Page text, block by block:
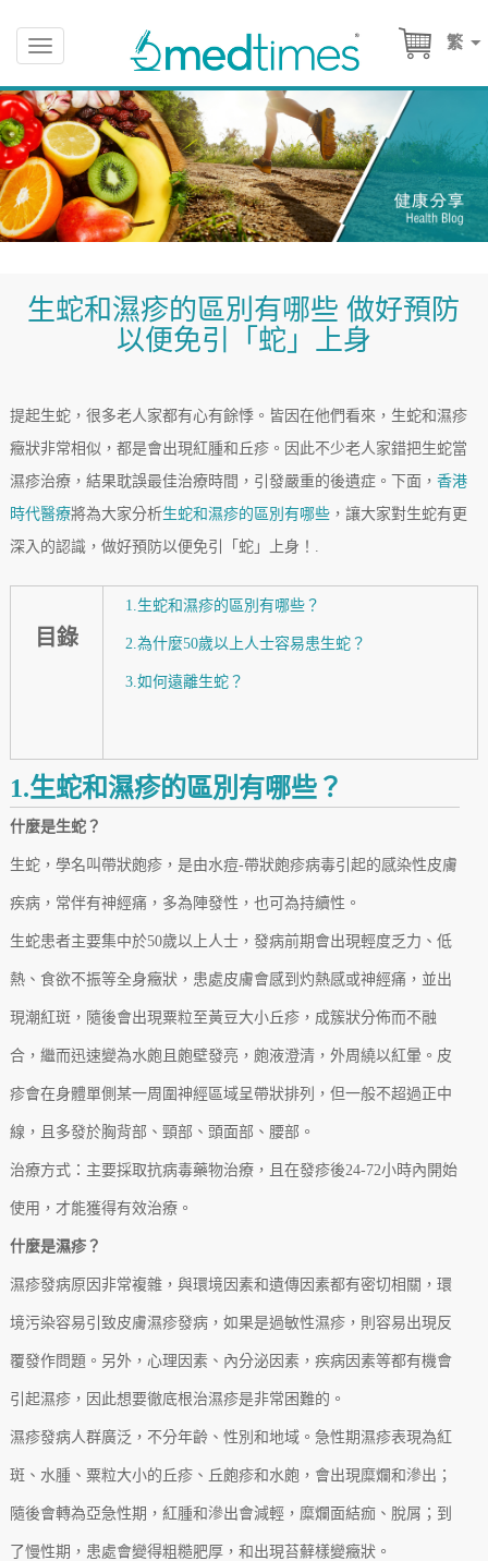
繁
Toggle
navigation
生蛇和濕疹的區別有哪些 做好預防
以便免引「蛇」上身
提起生蛇，很多老人家都有心有餘悸。皆因在他們看來，生蛇和濕疹
癥狀非常相似，都是會出現紅腫和丘疹。因此不少老人家錯把生蛇當
濕疹治療，結果耽誤最佳治療時間，引發嚴重的後遺症。下面， 香港
時代醫療將為大家分析生蛇和濕疹的區別有哪些，讓大家對生蛇有更
深入的認識，做好預防以便免引「蛇」上身！.
目錄
1.生蛇和濕疹的區別有哪些？
2.為什麼50歲以上人士容易患生蛇？
3.如何遠離生蛇？
1.生蛇和濕疹的區別有哪些？
什麼是生蛇？
生蛇，學名叫帶狀皰疹，是由水痘-帶狀皰疹病毒引起的感染性皮膚
疾病，常伴有神經痛，多為陣發性，也可為持續性。
生蛇患者主要集中於50歲以上人士，發病前期會出現輕度乏力、低
熱、食欲不振等全身癥狀，患處皮膚會感到灼熱感或神經痛，並出
現潮紅斑，隨後會出現粟粒至黃豆大小丘疹，成簇狀分佈而不融
合，繼而迅速變為水皰且皰壁發亮，皰液澄清，外周繞以紅暈。皮
疹會在身體單側某一周圍神經區域呈帶狀排列，但一般不超過正中
線，且多發於胸背部、頸部、頭面部、腰部。
治療方式：主要採取抗病毒藥物治療，且在發疹後24-72小時內開始
使用，才能獲得有效治療。
什麼是濕疹？
濕疹發病原因非常複雜，與環境因素和遺傳因素都有密切相關，環
境污染容易引致皮膚濕疹發病，如果是過敏性濕疹，則容易出現反
覆發作問題。另外，心理因素、內分泌因素，疾病因素等都有機會
引起濕疹，因此想要徹底根治濕疹是非常困難的。
濕疹發病人群廣泛，不分年齡、性別和地域。急性期濕疹表現為紅
斑、水腫、粟粒大小的丘疹、丘皰疹和水皰，會出現糜爛和滲出；
隨後會轉為亞急性期，紅腫和滲出會減輕，糜爛面結痂、脫屑；到
了慢性期，患處會變得粗糙肥厚，和出現苔蘚樣變癥狀。